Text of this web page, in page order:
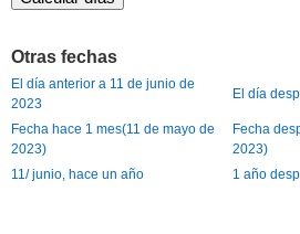
Otras fechas
El día anterior a 11 de junio de
2023
El día
Fecha hace 1 mes(11 de mayo de
2023)
Fecha
2023)
11/ junio, hace un año
1 año